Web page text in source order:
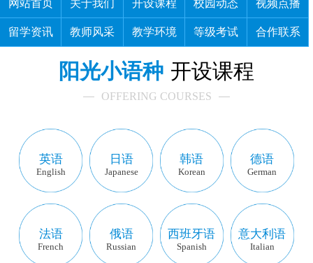
网站首页 关于我们 开设课程 校园动态 视频点播
留学资讯 教师风采 教学环境 等级考试 合作联系
阳光小语种 开设课程
OFFERING COURSES
英语
English
日语
Japanese
韩语
Korean
德语
German
法语
French
俄语
Russian
西班牙语
Spanish
意大利语
Italian